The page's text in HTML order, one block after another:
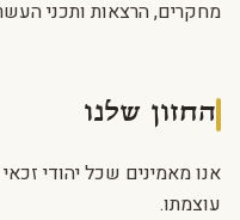
מחקרים, הרצאות ותכני
החזון שלנו
אנו מאמינים שכל יהודי
עוצמתו.